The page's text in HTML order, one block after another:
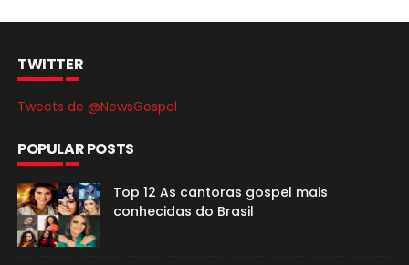
TWITTER
Tweets de @NewsGospel
POPULAR POSTS
Top 12 As cantoras gospel mais
conhecidas do Brasil